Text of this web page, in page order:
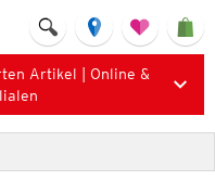
Artikel | Online &